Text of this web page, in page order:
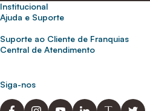
Institucional
Sobre nós
Para empresas
Ajuda e Suporte
Frete e entrega
Política de Privacidade
Privacidade e segurança
Suporte ao Cliente de Franquias
2ª Via de Boletos - Crédito ABC
Central de Atendimento
(31) 9 9105-5920
Siga-nos